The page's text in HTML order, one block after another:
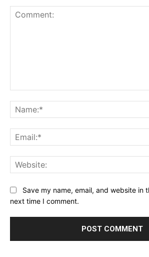
Save my name, email, and website in
next time I comment.